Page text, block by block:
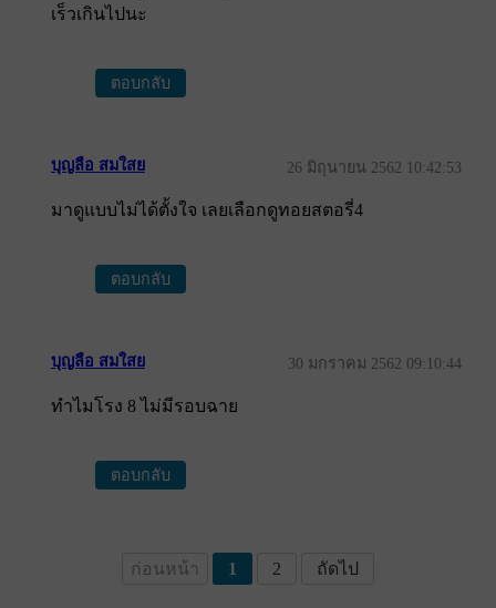
เร็วเกินไปนะ
ตอบกลับ
บุญลือ สมใสย 26 มิถุนายน 2562 10:42:53
มาดูแบบไม่ได้ตั้งใจ เลยเลือกดูทอยสตอรี่4
ตอบกลับ
บุญลือ สมใสย 30 มกราคม 2562 09:10:44
ทำไมโรง 8 ไม่มีรอบฉาย
ตอบกลับ
ก่อนหน้า 1 2 ถัดไป